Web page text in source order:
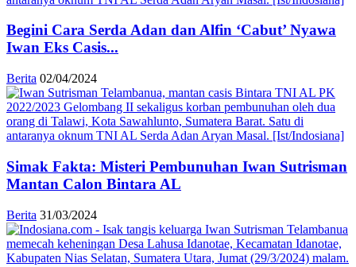
Begini Cara Serda Adan dan Alfin ‘Cabut’ Nyawa
Iwan Eks Casis...
Berita 02/04/2024
Simak Fakta: Misteri Pembunuhan Iwan Sutrisman
Mantan Calon Bintara AL
Berita 31/03/2024